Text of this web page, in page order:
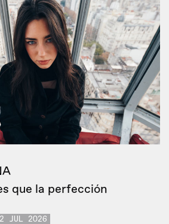
que la perfección
JUL 2026